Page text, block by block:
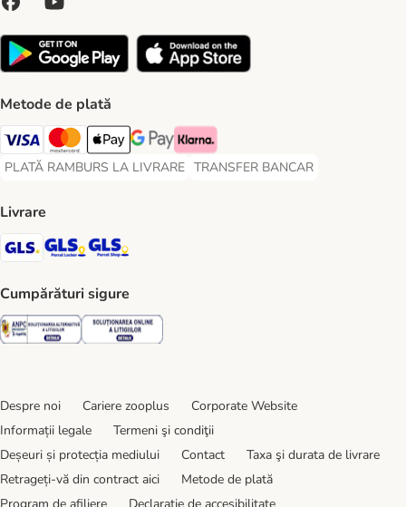
Metode de plată
Visa Payment Method
Master Card Payment Method
Apple Pay Payment Method
Google Pay Payment Method
Klarna Payment Method
PLATĂ RAMBURS LA LIVRARE
PLATĂ RAMBURS LA LIVRARE Payment Method
TRANSFER BANCAR
TRANSFER BANCAR Payment
Livrare
GLS Shipping Method
GLS Locker Shipping Method
Cumpărături sigure
Security Security
Despre noi Cariere zooplus
Corporate Website
Informații legale
Termeni şi condiţii
Deșeuri și protecția mediului
Contact
Taxa şi durata de livrare
Retrageți-vă din contract aici
Metode de plată